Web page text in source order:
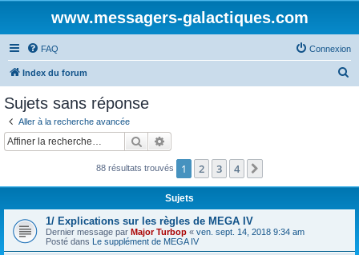
www.messagers-galactiques.com
FAQ Connexion
Index du forum
c
Sujets sans réponse
Aller à la recherche avancée
Rechercher
88 résultats trouvés 1 2 3 4
Sujets
1/ Explications sur les règles de MEGA IV
Dernier message par Major Turbop « ven. sept. 14, 2018 9:34 am
Posté dans Le supplément de MEGA IV